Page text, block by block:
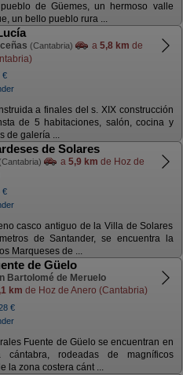
de Güemes, un hermoso valle
un bello pueblo rura ...
(Cantabria) a 5,8 km de
€
a finales del s. XIX construcción
de 5 habitaciones, salón, cocina y
de galería ...
de Solares
a 5,9 km de Hoz de
€
casco antiguo de la Villa de Solares
de Santander, se encuentra la
Marqueses de ...
de Güelo
Bartolomé de Meruelo
km de Hoz de Anero (Cantabria)
€
Fuente de Güelo se encuentran en
cántabra, rodeadas de magníficos
la zona costera cánt ...